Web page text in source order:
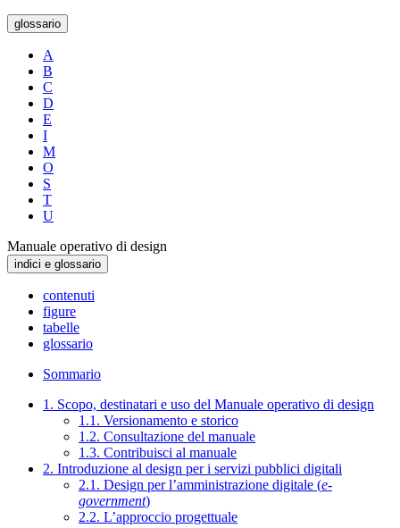
glossario
A
B
C
D
E
I
M
O
S
T
U
Manuale operativo di design
indici e glossario
contenuti
figure
tabelle
glossario
Sommario
1. Scopo, destinatari e uso del Manuale operativo di design
1.1. Versionamento e storico
1.2. Consultazione del manuale
1.3. Contribuisci al manuale
2. Introduzione al design per i servizi pubblici digitali
2.1. Design per l’amministrazione digitale (e-
government)
2.2. L’approccio progettuale